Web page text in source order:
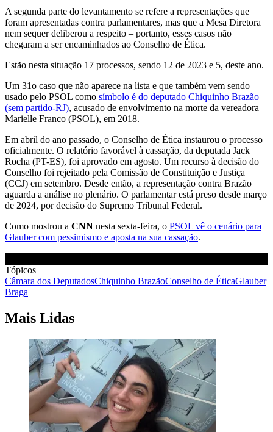
A segunda parte do levantamento se refere a representações que
foram apresentadas contra parlamentares, mas que a Mesa Diretora
nem sequer deliberou a respeito – portanto, esses casos não
chegaram a ser encaminhados ao Conselho de Ética.
Estão nesta situação 17 processos, sendo 12 de 2023 e 5, deste ano.
Um 31o caso que não aparece na lista e que também vem sendo
usado pelo PSOL como símbolo é do deputado Chiquinho Brazão
(sem partido-RJ), acusado de envolvimento na morte da vereadora
Marielle Franco (PSOL), em 2018.
Em abril do ano passado, o Conselho de Ética instaurou o processo
oficialmente. O relatório favorável à cassação, da deputada Jack
Rocha (PT-ES), foi aprovado em agosto. Um recurso à decisão do
Conselho foi rejeitado pela Comissão de Constituição e Justiça
(CCJ) em setembro. Desde então, a representação contra Brazão
aguarda a análise no plenário. O parlamentar está preso desde março
de 2024, por decisão do Supremo Tribunal Federal.
Como mostrou a CNN nesta sexta-feira, o PSOL vê o cenário para
Glauber com pessimismo e aposta na sua cassação.
Tópicos
Câmara dos DeputadosChiquinho BrazãoConselho de ÉticaGlauber
Braga
Mais Lidas